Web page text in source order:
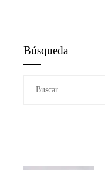
Búsqueda